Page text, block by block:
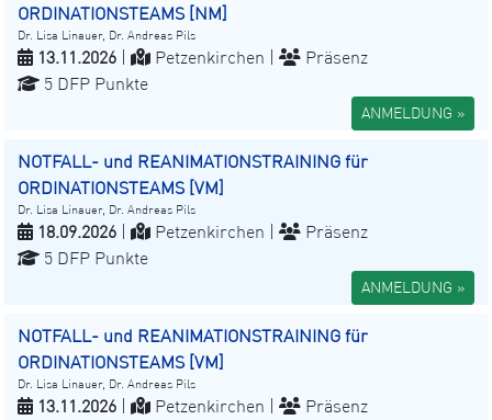
ORDINATIONSTEAMS [NM]
Dr. Lisa Linauer, Dr. Andreas Pils
13.11.2026 Petzenkirchen |
Präsenz
5 DFP Punkte
ANMELDUNG »
NOTFALL- und REANIMATIONSTRAINING für
ORDINATIONSTEAMS [VM]
Dr. Lisa Linauer, Dr. Andreas Pils
18.09.2026 Petzenkirchen |
Präsenz
5 DFP Punkte
ANMELDUNG »
NOTFALL- und REANIMATIONSTRAINING für
ORDINATIONSTEAMS [VM]
Dr. Lisa Linauer, Dr. Andreas Pils
13.11.2026 Petzenkirchen |
Präsenz